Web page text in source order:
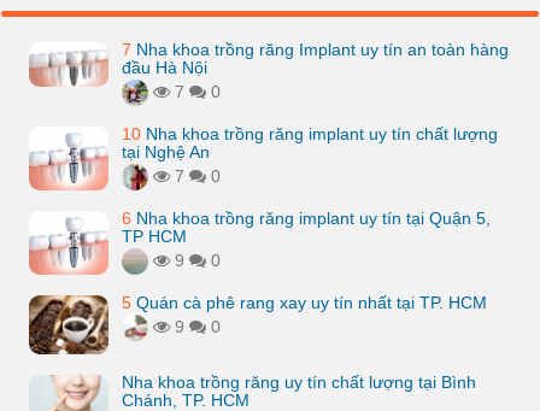
7 Nha khoa trồng răng Implant uy tín an toàn hàng
đầu Hà Nội
7
0
10 Nha khoa trồng răng implant uy tín chất lượng
tại Nghệ An
7
0
6 Nha khoa trồng răng implant uy tín tại Quận 5,
TP HCM
9
0
5 Quán cà phê rang xay uy tín nhất tại TP. HCM
9
0
Nha khoa trồng răng uy tín chất lượng tại Bình
Chánh, TP. HCM